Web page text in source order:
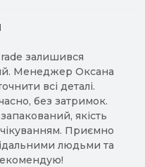
залишився
Менеджер Оксана
всі деталі.
без затримок.
якість
Приємно
людьми та